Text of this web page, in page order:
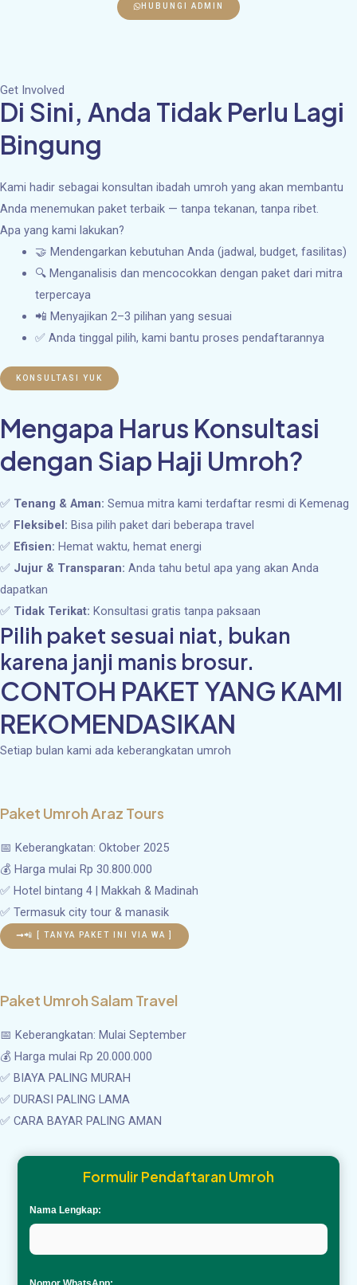
HUBUNGI ADMIN
Get Involved
Di Sini, Anda Tidak Perlu Lagi
Bingung
Kami hadir sebagai konsultan ibadah umroh yang akan membantu
Anda menemukan paket terbaik — tanpa tekanan, tanpa ribet.
Apa yang kami lakukan?
🤝 Mendengarkan kebutuhan Anda (jadwal, budget, fasilitas)
🔍 Menganalisis dan mencocokkan dengan paket dari mitra
terpercaya
📲 Menyajikan 2–3 pilihan yang sesuai
✅ Anda tinggal pilih, kami bantu proses pendaftarannya
KONSULTASI YUK
Mengapa Harus Konsultasi
dengan Siap Haji Umroh?
✅ Tenang & Aman: Semua mitra kami terdaftar resmi di Kemenag
✅ Fleksibel: Bisa pilih paket dari beberapa travel
✅ Efisien: Hemat waktu, hemat energi
✅ Jujur & Transparan: Anda tahu betul apa yang akan Anda
dapatkan
✅ Tidak Terikat: Konsultasi gratis tanpa paksaan
Pilih paket sesuai niat, bukan
karena janji manis brosur.
CONTOH PAKET YANG KAMI
REKOMENDASIKAN
Setiap bulan kami ada keberangkatan umroh
Paket Umroh Araz Tours
📅 Keberangkatan: Oktober 2025
💰 Harga mulai Rp 30.800.000
✅ Hotel bintang 4 | Makkah & Madinah
✅ Termasuk city tour & manasik
📲 [ TANYA PAKET INI VIA WA ]
Paket Umroh Salam Travel
📅 Keberangkatan: Mulai September
💰 Harga mulai Rp 20.000.000
✅ BIAYA PALING MURAH
✅ DURASI PALING LAMA
✅ CARA BAYAR PALING AMAN
Formulir Pendaftaran Umroh
Nama Lengkap: